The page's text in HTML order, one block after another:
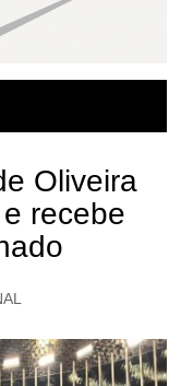
Oliveira
recebe